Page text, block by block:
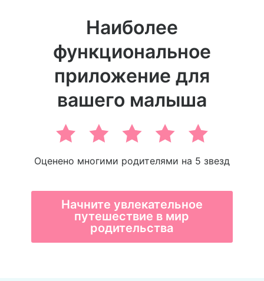
Наиболее
функциональное
приложение для
вашего малыша
Оценено многими родителями на 5 звезд
Начните увлекательное
путешествие в мир
родительства